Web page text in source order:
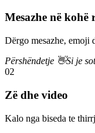
Mesazhe në kohë
Dërgo mesazhe, emoji
Përshëndetje 👋Si je
02
Zë dhe video
Kalo nga biseda te